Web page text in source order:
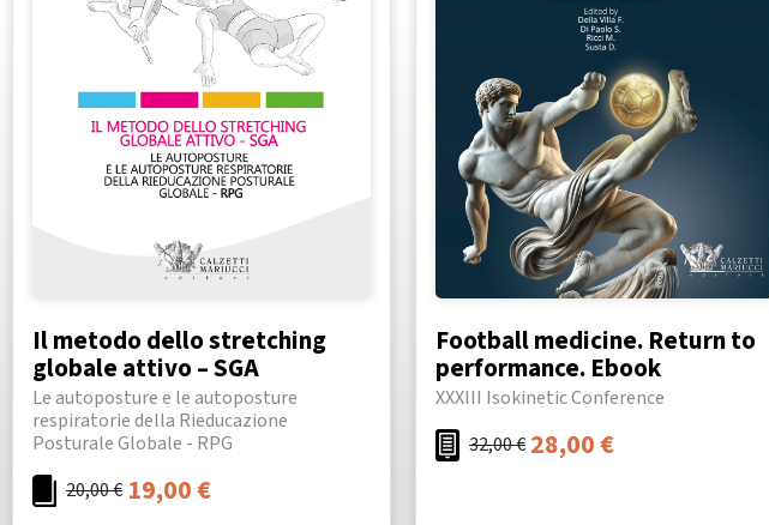
Il metodo dello stretching
globale attivo – SGA
Le autoposture e le autoposture
respiratorie della Rieducazione
Posturale Globale - RPG
20,00€ 19,00€
Football medicine. Return to
performance. Ebook
XXXIII Isokinetic Conference
32,00€ 28,00€